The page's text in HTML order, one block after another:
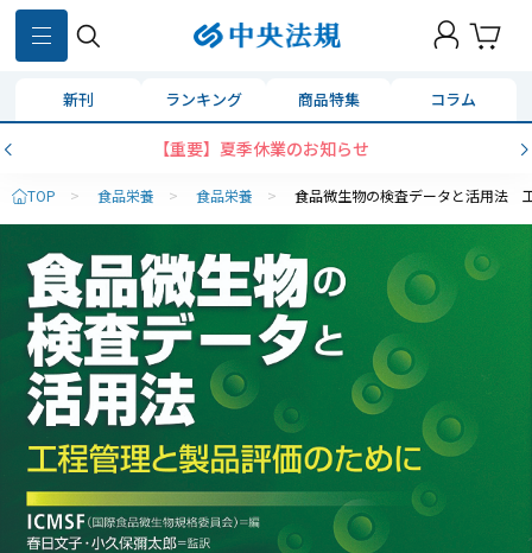
新刊 ランキング 商品特集 コラム
【重要】夏季休業のお知らせ
TOP > 食品栄養 > 食品栄養 > 食品微生物の検査データと活用法